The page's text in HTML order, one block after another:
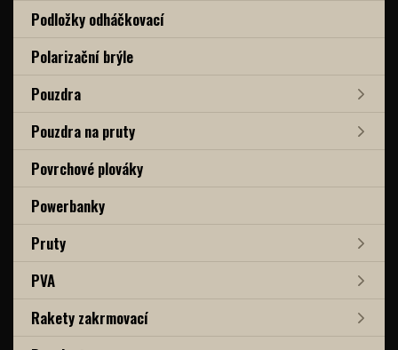
Podložky odháčkovací
Polarizační brýle
Pouzdra
Pouzdra na pruty
Povrchové plováky
Powerbanky
Pruty
PVA
Rakety zakrmovací